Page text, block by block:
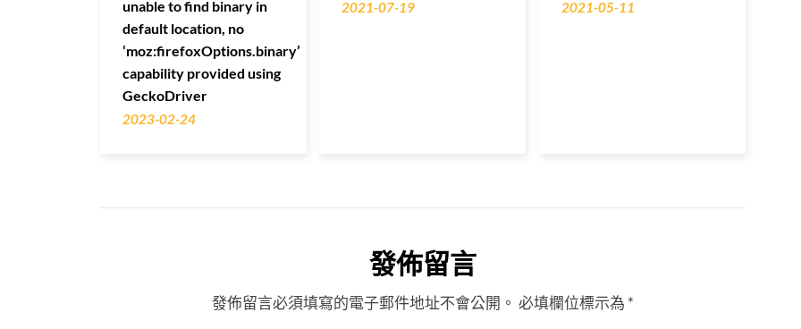
unable to find binary in
default location, no
‘moz:firefoxOptions.binary’
capability provided using
GeckoDriver
2023-02-24
2021-07-19 2021-05-11
發佈留言
發佈留言必須填寫的電子郵件地址不會公開。 必填欄位標示為 *